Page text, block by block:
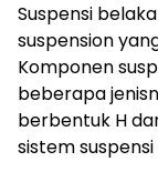
Suspensi
suspension
Komponen
beberapa
berbentuk H
sistem